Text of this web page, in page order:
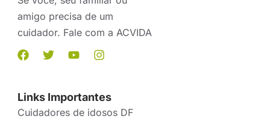
amigo precisa de um
cuidador. Fale com a ACVIDA
Links Importantes
Cuidadores de idosos DF